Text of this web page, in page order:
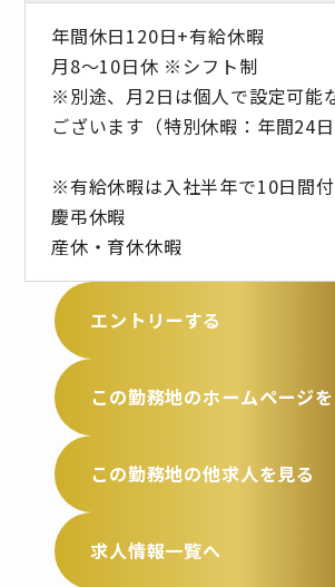
年間休日120日+有給休暇
月8～10日休 ※シフト制
※別途、月2日は個人で設定可能
ございます（特別休暇：年間24日
※有給休暇は入社半年で10日間
慶弔休暇
産休・育休休暇
エントリーする
この勤務地のホームページ
この勤務地の他求人を見る
求人情報一覧へ